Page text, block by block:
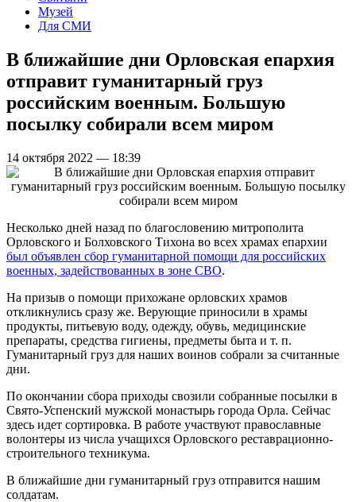
Музей
Для СМИ
В ближайшие дни Орловская епархия
отправит гуманитарный груз
российским военным. Большую
посылку собирали всем миром
14 октября 2022 — 18:39
Несколько дней назад по благословению митрополита
Орловского и Болховского Тихона во всех храмах епархии
был объявлен сбор гуманитарной помощи для российских
военных, задействованных в зоне СВО.
На призыв о помощи прихожане орловских храмов
откликнулись сразу же. Верующие приносили в храмы
продукты, питьевую воду, одежду, обувь, медицинские
препараты, средства гигиены, предметы быта и т. п.
Гуманитарный груз для наших воинов собрали за считанные
дни.
По окончании сбора приходы свозили собранные посылки в
Свято-Успенский мужской монастырь города Орла. Сейчас
здесь идет сортировка. В работе участвуют православные
волонтеры из числа учащихся Орловского реставрационно-
строительного техникума.
В ближайшие дни гуманитарный груз отправится нашим
солдатам.